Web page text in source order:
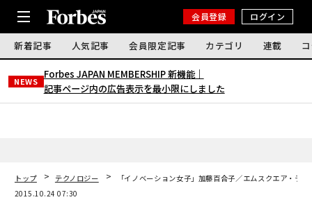
会員登録 ログイン
新着記事 人気記事 会員限定記事 カテゴリ 連載
NEWS
Forbes JAPAN MEMBERSHIP 新機能｜
記事ページ内の広告表示を最小限にしました
トップ テクノロジー
「イノベーション女子」加藤百合子／エムスクエア・ラ
2015.10.24 07:30